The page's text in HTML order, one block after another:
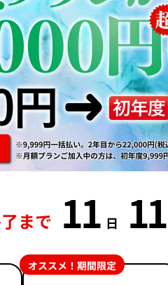
まで 11 日 11
オススメ！期間限定